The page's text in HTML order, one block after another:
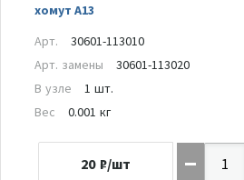
хомут А13
Арт.
30601-113010
Арт. замены
30601-113020
В узле
1 шт.
Вес
0.001 кг
20 ₽/шт